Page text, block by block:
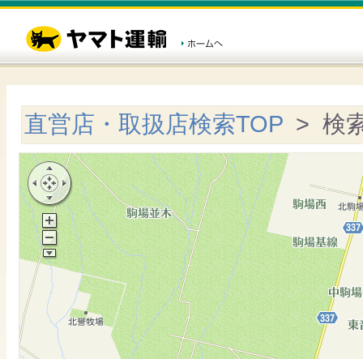
直営店・取扱店検索TOP > 検